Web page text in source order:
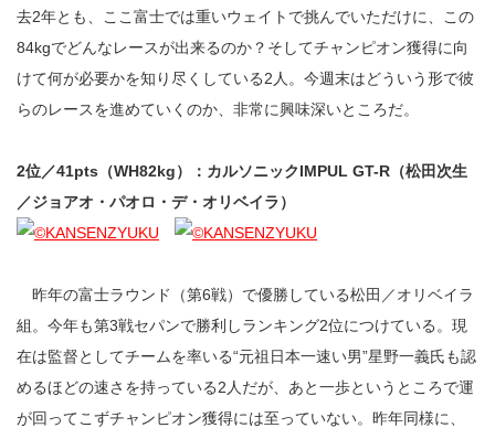
去2年とも、ここ富士では重いウェイトで挑んでいただけに、この
84kgでどんなレースが出来るのか？そしてチャンピオン獲得に向
けて何が必要かを知り尽くしている2人。今週末はどういう形で彼
らのレースを進めていくのか、非常に興味深いところだ。
2位／41pts（WH82kg）：カルソニックIMPUL GT-R（松田次生
／ジョアオ・パオロ・デ・オリベイラ）
昨年の富士ラウンド（第6戦）で優勝している松田／オリベイラ
組。今年も第3戦セパンで勝利しランキング2位につけている。現
在は監督としてチームを率いる“元祖日本一速い男”星野一義氏も認
めるほどの速さを持っている2人だが、あと一歩というところで運
が回ってこずチャンピオン獲得には至っていない。昨年同様に、